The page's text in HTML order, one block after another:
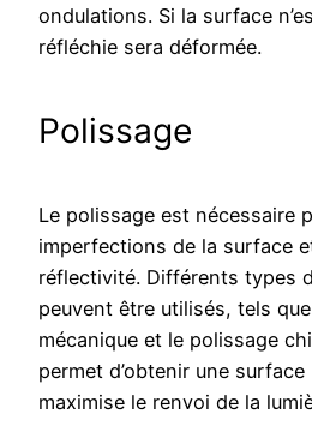
ondulations. Si la surface
réfléchie sera déformée.
Polissage
Le polissage est nécessaire
imperfections de la surface
réflectivité. Différents types
peuvent être utilisés, tels
mécanique et le polissage
permet d’obtenir une
maximise le renvoi de la